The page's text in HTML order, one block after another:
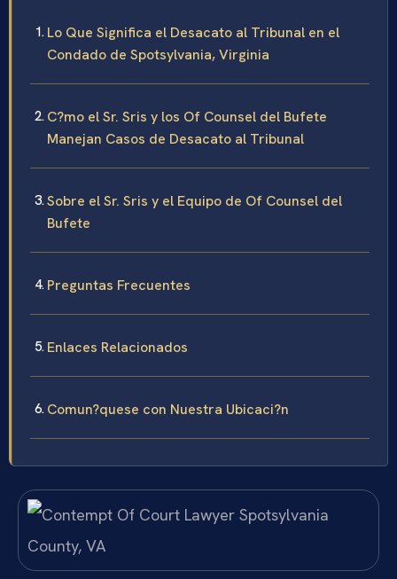
Lo Que Significa el Desacato al Tribunal en el
Condado de Spotsylvania, Virginia
C?mo el Sr. Sris y los Of Counsel del Bufete
Manejan Casos de Desacato al Tribunal
Sobre el Sr. Sris y el Equipo de Of Counsel del
Bufete
Preguntas Frecuentes
Enlaces Relacionados
Comun?quese con Nuestra Ubicaci?n